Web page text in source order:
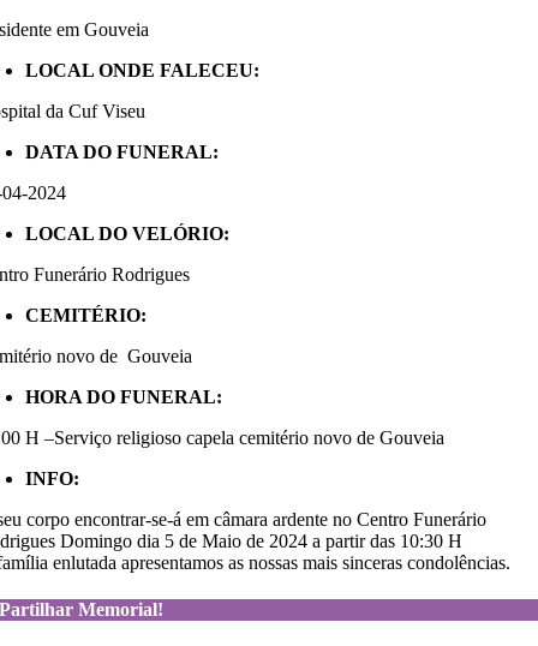
em Gouveia
LOCAL ONDE FALECEU:
da Cuf Viseu
DATA DO FUNERAL:
2024
LOCAL DO VELÓRIO:
Funerário Rodrigues
CEMITÉRIO:
novo de Gouveia
HORA DO FUNERAL:
H –Serviço religioso capela cemitério novo de Gouveia
INFO:
corpo encontrar-se-á em câmara ardente no Centro Funerário
Domingo dia 5 de Maio de 2024 a partir das 10:30 H
enlutada apresentamos as nossas mais sinceras condolências.
Partilhar Memorial!